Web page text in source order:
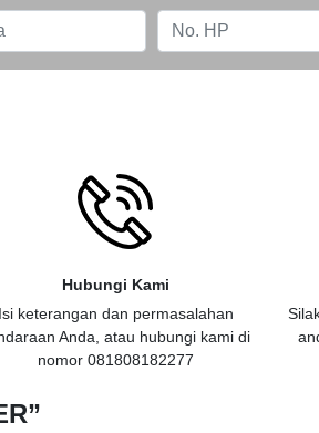
Hubungi Kami
Isi keterangan dan permasalahan
Anda, atau hubungi kami di
nomor 081808182277